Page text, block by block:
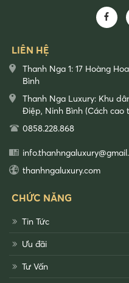
LIÊN HỆ
Thanh Nga 1: 17 Hoàng
Bình
Thanh Nga Luxury: Khu
Điệp, Ninh Bình (Cách cao
0858.228.868
thanhngaluxury.com
CHỨC NĂNG
Tin Tức
Ưu đãi
Tư Vấn